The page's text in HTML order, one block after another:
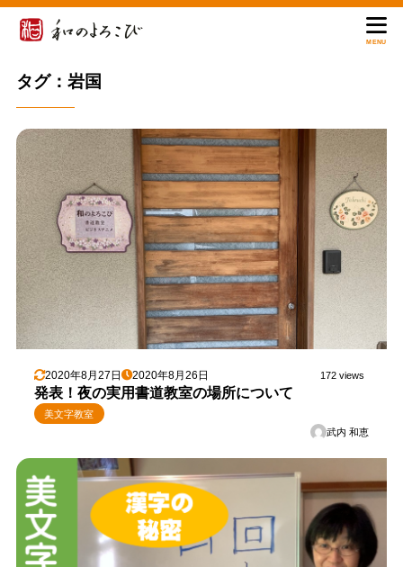
MENU
タグ：岩国
2020年8月27日 2020年8月26日 172 views
発表！夜の実用書道教室の場所について
美文字教室
武内 和恵